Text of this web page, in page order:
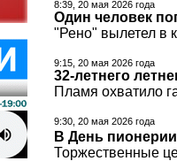
8:39, 20 мая 2026 года
Один человек
"Рено" вылетел в
9:15, 20 мая 2026 года
32-летнего
Пламя охватило
9:30, 20 мая 2026 года
В День
Торжественные